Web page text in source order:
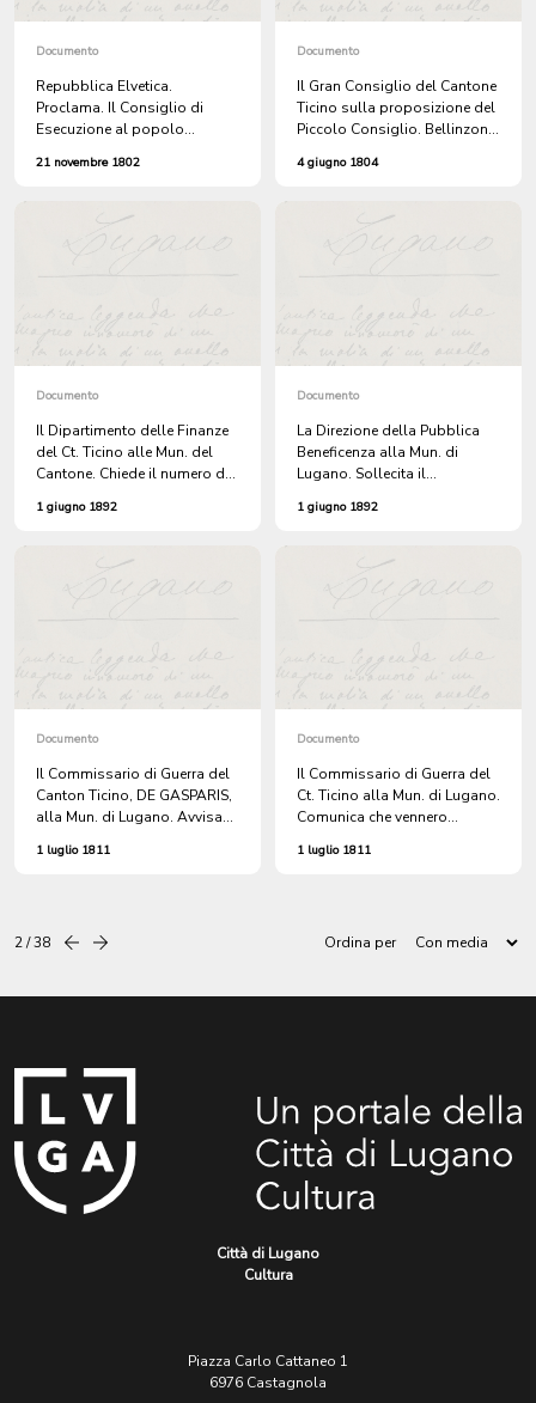
Documento
Repubblica Elvetica.
Proclama. Il Consiglio di
Esecuzione al popolo
Novembre 1802. Sacchi
21 novembre 1802
Documento
Il Gran Consiglio del Cantone
Ticino sulla proposizione del
Piccolo Consiglio. Bellinzona,
del Gran Consiglio, Caglioni
4 giugno 1804
Documento
Il Dipartimento delle Finanze
del Ct. Ticino alle Mun. del
Cantone. Chiede il numero dei
TABELLE dell'IMPOSTA
1 giugno 1892
Documento
La Direzione della Pubblica
Beneficenza alla Mun. di
Lugano. Sollecita il
Cantonale della colletta per
praticata nella prima
domenica di quaresima.
1 giugno 1892
Documento
Il Commissario di Guerra del
Canton Ticino, DE GASPARIS,
alla Mun. di Lugano. Avvisa
Comune di Lugano, Lire
Italiane.
1 luglio 1811
Documento
Il Commissario di Guerra del
Ct. Ticino alla Mun. di Lugano.
Comunica che vennero
due assegni, per il
1 luglio 1811
2 / 38 Precedentesuccessiva Ordina per
Città di Lugano
Cultura
Piazza Carlo Cattaneo 1
6976 Castagnola